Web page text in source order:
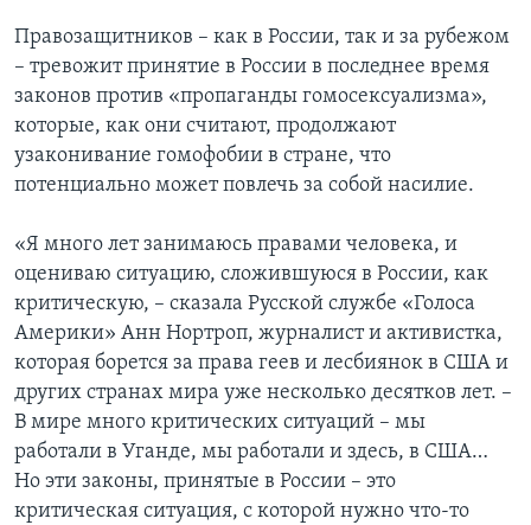
Правозащитников – как в России, так и за рубежом
– тревожит принятие в России в последнее время
законов против «пропаганды гомосексуализма»,
которые, как они считают, продолжают
узаконивание гомофобии в стране, что
потенциально может повлечь за собой насилие.
«Я много лет занимаюсь правами человека, и
оцениваю ситуацию, сложившуюся в России, как
критическую, – сказала Русской службе «Голоса
Америки» Анн Нортроп, журналист и активистка,
которая борется за права геев и лесбиянок в США и
других странах мира уже несколько десятков лет. –
В мире много критических ситуаций – мы
работали в Уганде, мы работали и здесь, в США…
Но эти законы, принятые в России – это
критическая ситуация, с которой нужно что-то